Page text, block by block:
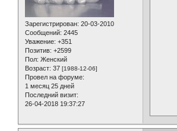
Зарегистрирован: 20-03-2010
Сообщений: 2445
Уважение: +351
Позитив: +2599
Пол: Женский
Возраст: 37 [1988-12-06]
Провел на форуме:
1 месяц 25 дней
Последний визит:
26-04-2018 19:37:27